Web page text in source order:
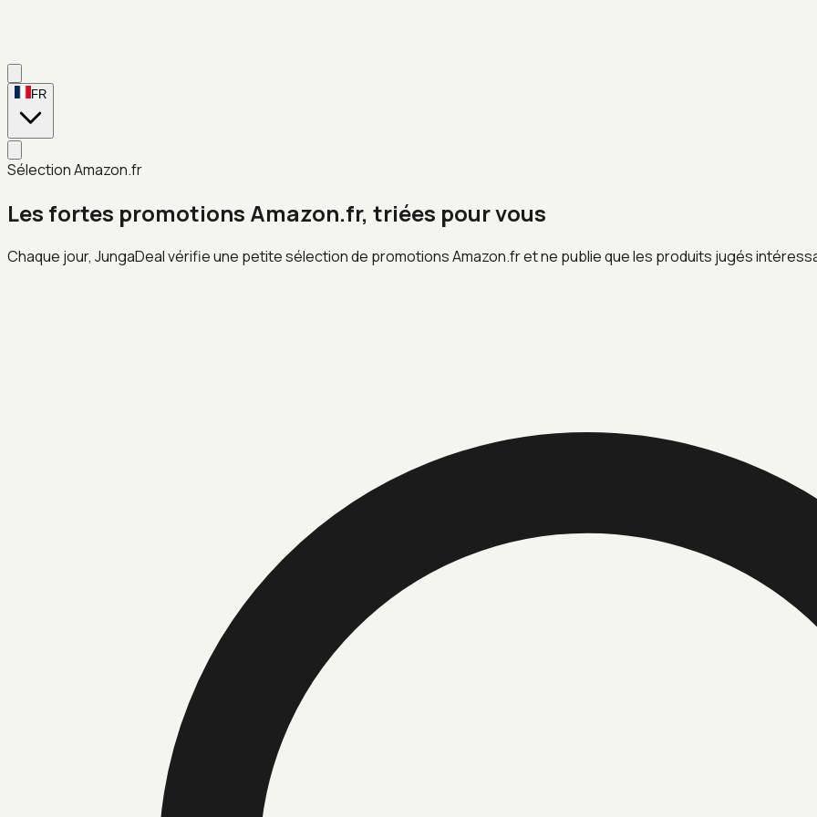
FR
Sélection Amazon.fr
Les fortes promotions Amazon.fr, triées pour vous
Chaque jour, JungaDeal vérifie une petite sélection de promotions Amazon.fr et ne publie que les produits jugés